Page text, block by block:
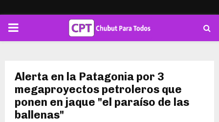
PRIMARY
Alerta en la Patagonia por 3
megaproyectos petroleros que
ponen en jaque "el paraíso de las
ballenas"